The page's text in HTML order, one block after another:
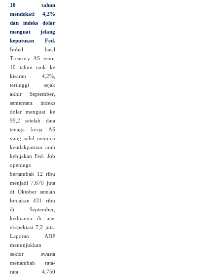
10 tahun
mendekati 4,2%
dan indeks dolar
menguat jelang
keputusan Fed.
Imbal hasil
Treasury AS tenor
10 tahun naik ke
kisaran 4,2%,
tertinggi sejak
akhir September,
sementara indeks
dolar menguat ke
99,2 setelah data
tenaga kerja AS
yang solid memicu
ketidakpastian arah
kebijakan Fed. Job
openings
bertambah 12 ribu
menjadi 7,670 juta
di Oktober setelah
lonjakan 431 ribu
di September,
keduanya di atas
ekspektasi 7,2 juta.
Laporan ADP
menunjukkan
sektor swasta
menambah rata-
rata 4.750